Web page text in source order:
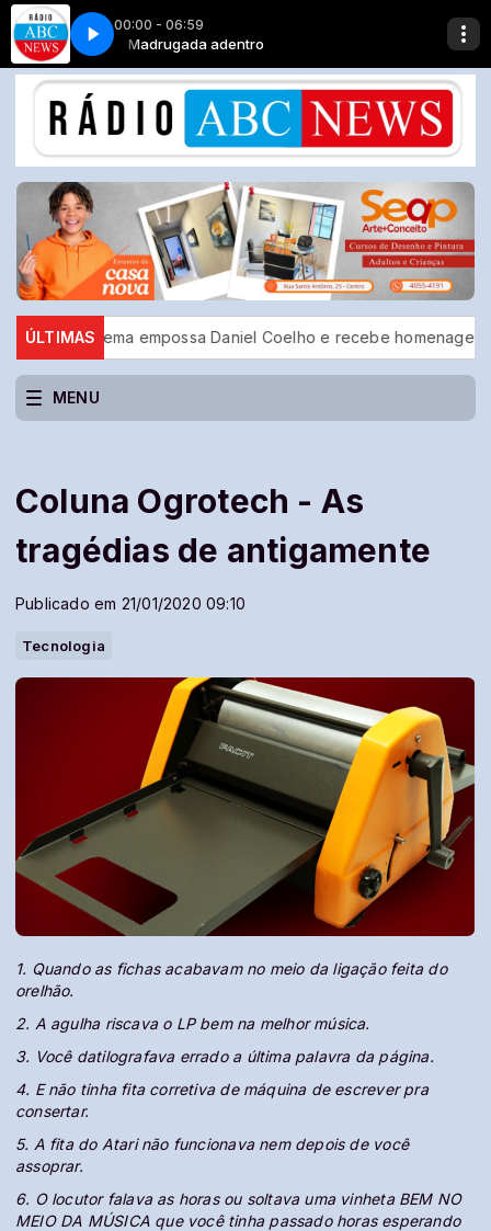
00:00 - 06:59
Madrugada adentro
Adriana Calcanhoto - Mais Feliz
ÚLTIMASempossa Daniel Coelho e recebe homenagem do
MENU
Coluna Ogrotech - As
tragédias de antigamente
Publicado em 21/01/2020 09:10
Tecnologia
1. Quando as fichas acabavam no meio da ligação feita do
orelhão.
2. A agulha riscava o LP bem na melhor música.
3. Você datilografava errado a última palavra da página.
4. E não tinha fita corretiva de máquina de escrever pra
consertar.
5. A fita do Atari não funcionava nem depois de você
assoprar.
6. O locutor falava as horas ou soltava uma vinheta BEM NO
MEIO DA MÚSICA que você tinha passado horas esperando